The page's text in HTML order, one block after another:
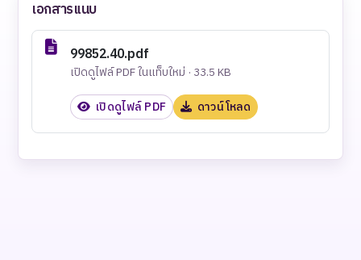
เอกสารแนบ
99852.40.pdf
เปิดดูไฟล์ PDF ในแท็บใหม่ · 33.5 KB
เปิดดูไฟล์ PDF ดาวน์โหลด